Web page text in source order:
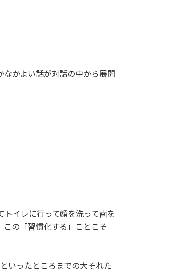
かよい話が対話の中から展開
イレに行って顔を洗って歯を
の「習慣化する」ことこそ
いったところまでの大それた